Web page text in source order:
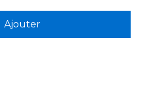
Ajouter